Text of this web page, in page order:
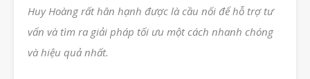
Huy Hoàng rất hân hạnh được là cầu nối để hỗ trợ tư
vấn và tìm ra giải pháp tối ưu một cách nhanh chóng
và hiệu quả nhất.